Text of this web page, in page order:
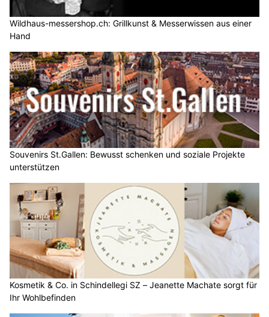
Wildhaus-messershop.ch: Grillkunst & Messerwissen aus einer
Hand
Souvenirs St.Gallen: Bewusst schenken und soziale Projekte
unterstützen
Kosmetik & Co. in Schindellegi SZ – Jeanette Machate sorgt für
Ihr Wohlbefinden